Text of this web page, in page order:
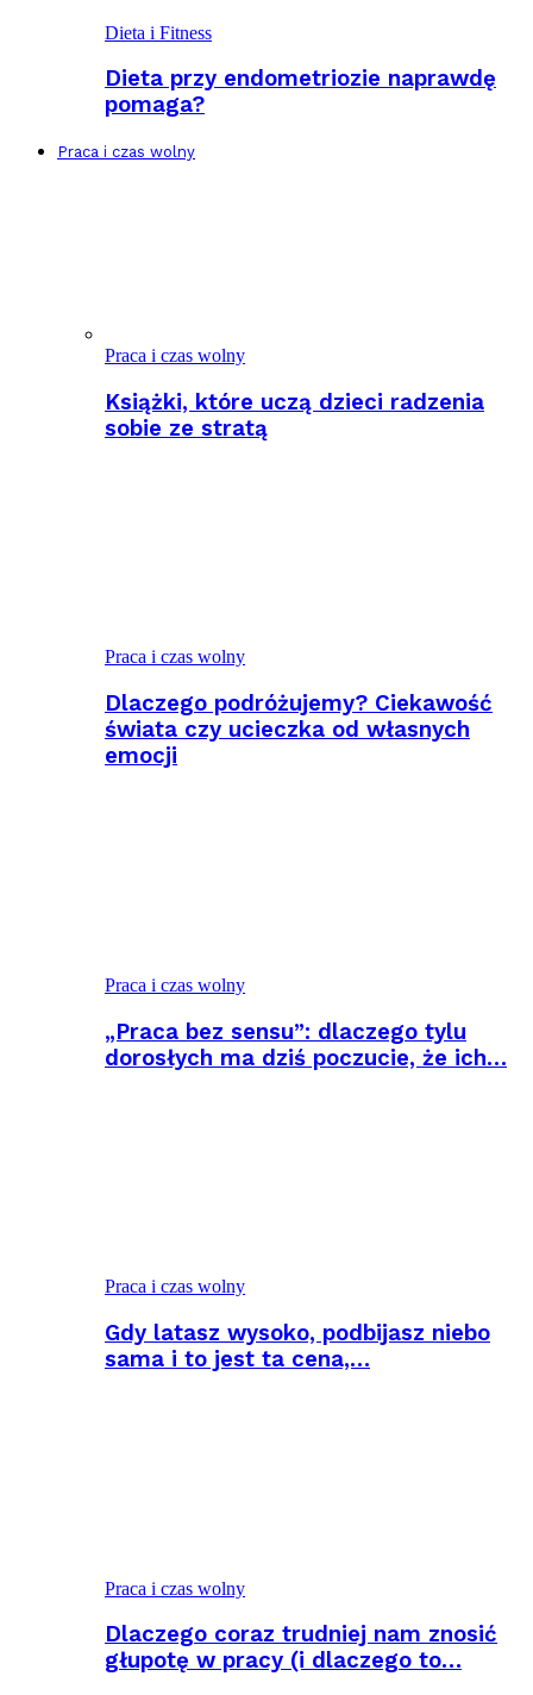
Dieta i Fitness
Dieta przy endometriozie naprawdę
pomaga?
Praca i czas wolny
Praca i czas wolny
Książki, które uczą dzieci radzenia
sobie ze stratą
Praca i czas wolny
Dlaczego podróżujemy? Ciekawość
świata czy ucieczka od własnych
emocji
Praca i czas wolny
„Praca bez sensu”: dlaczego tylu
dorosłych ma dziś poczucie, że ich…
Praca i czas wolny
Gdy latasz wysoko, podbijasz niebo
sama i to jest ta cena,…
Praca i czas wolny
Dlaczego coraz trudniej nam znosić
głupotę w pracy (i dlaczego to…